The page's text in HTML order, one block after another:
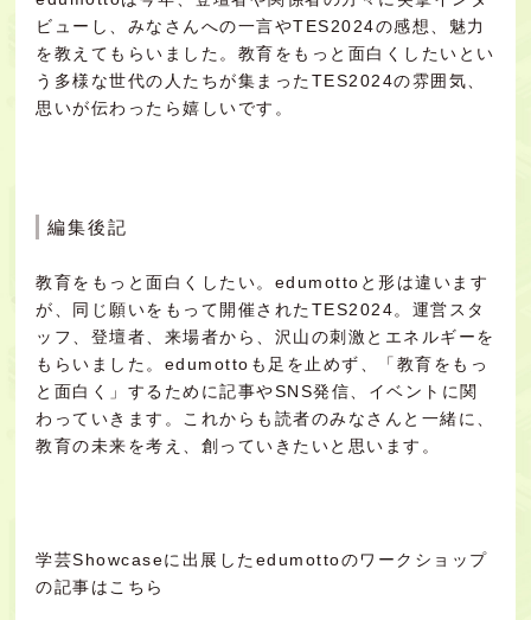
ビューし、みなさんへの一言やTES2024の感想、魅力
を教えてもらいました。教育をもっと面白くしたいとい
う多様な世代の人たちが集まったTES2024の雰囲気、
思いが伝わったら嬉しいです。
編集後記
教育をもっと面白くしたい。edumottoと形は違います
が、同じ願いをもって開催されたTES2024。運営スタ
ッフ、登壇者、来場者から、沢山の刺激とエネルギーを
もらいました。edumottoも足を止めず、「教育をもっ
と面白く」するために記事やSNS発信、イベントに関
わっていきます。これからも読者のみなさんと一緒に、
教育の未来を考え、創っていきたいと思います。
学芸Showcaseに出展したedumottoのワークショップ
の記事はこちら